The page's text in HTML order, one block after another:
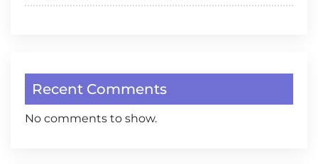
Recent Comments
No comments to show.